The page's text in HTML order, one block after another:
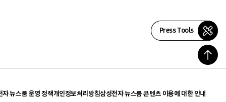
Press Tools
자 뉴스룸 운영 정책개인정보처리방침삼성전자 뉴스룸 콘텐츠 이용에 대한 안내